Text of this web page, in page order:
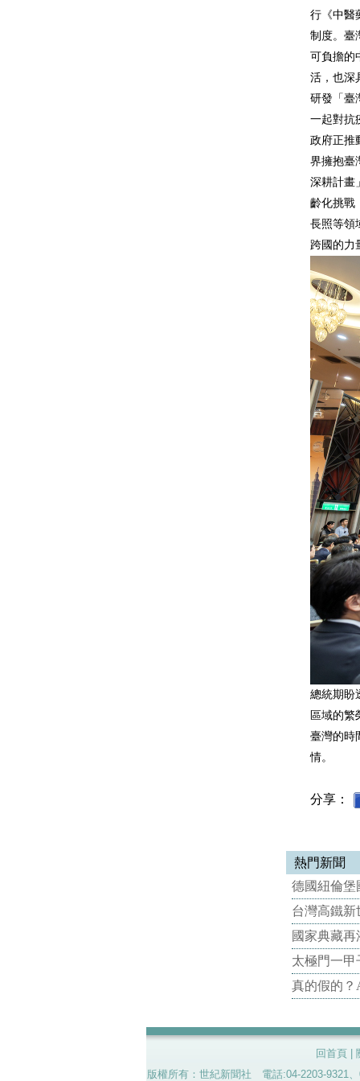
行《中醫
制度。臺
可負擔的
活，也深
研發「臺
一起對抗
政府正推
界擁抱臺
深耕計畫
齡化挑戰
長照等領
跨國的力
總統期盼
區域的繁
臺灣的時
情。
分享：
熱門新聞
德國紐倫
台灣高鐵
國家典藏
太極門一
真的假的？
回首頁
版權所有：世紀新聞社 電話:04-2203-9321